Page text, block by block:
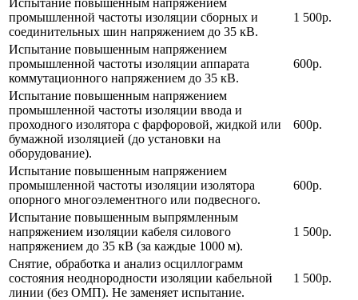
Испытание повышенным напряжением
промышленной частоты изоляции сборных и
соединительных шин напряжением до 35 кВ.
1 500р.
Испытание повышенным напряжением
промышленной частоты изоляции аппарата
коммутационного напряжением до 35 кВ.
600р.
Испытание повышенным напряжением
промышленной частоты изоляции ввода и
проходного изолятора с фарфоровой, жидкой или
бумажной изоляцией (до установки на
оборудование).
600р.
Испытание повышенным напряжением
промышленной частоты изоляции изолятора
опорного многоэлементного или подвесного.
600р.
Испытание повышенным выпрямленным
напряжением изоляции кабеля силового
напряжением до 35 кВ (за каждые 1000 м).
1 500р.
Снятие, обработка и анализ осциллограмм
состояния неоднородности изоляции кабельной
линии (без ОМП). Не заменяет испытание.
1 500р.